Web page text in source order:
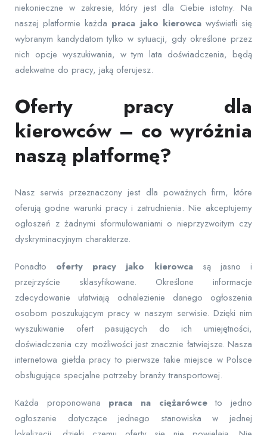
niekonieczne w zakresie, który jest dla Ciebie istotny. Na
naszej platformie każda praca jako kierowca wyświetli się
wybranym kandydatom tylko w sytuacji, gdy określone przez
nich opcje wyszukiwania, w tym lata doświadczenia, będą
adekwatne do pracy, jaką oferujesz.
Oferty pracy dla
kierowców – co wyróżnia
naszą platformę?
Nasz serwis przeznaczony jest dla poważnych firm, które
oferują godne warunki pracy i zatrudnienia. Nie akceptujemy
ogłoszeń z żadnymi sformułowaniami o nieprzyzwoitym czy
dyskryminacyjnym charakterze.
Ponadto oferty pracy jako kierowcasą jasno i
przejrzyście sklasyfikowane. Określone informacje
zdecydowanie ułatwiają odnalezienie danego ogłoszenia
osobom poszukującym pracy w naszym serwisie. Dzięki nim
wyszukiwanie ofert pasujących do ich umiejętności,
doświadczenia czy możliwości jest znacznie łatwiejsze. Nasza
internetowa giełda pracy to pierwsze takie miejsce w Polsce
obsługujące specjalne potrzeby branży transportowej.
Każda proponowana praca na ciężarówceto jedno
ogłoszenie dotyczące jednego stanowiska w jednej